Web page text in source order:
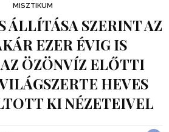
MISZTIKUM
ÁLLÍTÁSA SZERINT AZ
EZER ÉVIG IS
ÖZÖNVÍZ ELŐTTI
HEVES
KI NÉZETEIVEL